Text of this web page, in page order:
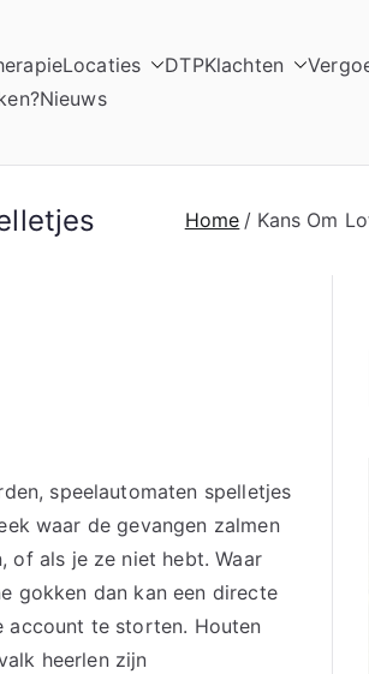
Locaties DTPKlachten
Nieuws
Home Kans Om
speelautomaten spelletjes
waar de gevangen zalmen
of als je ze niet hebt. Waar
gokken dan kan een directe
account te storten. Houten
heerlen zijn